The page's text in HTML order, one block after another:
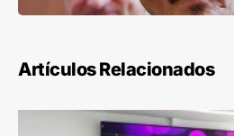
Artículos Relacionados